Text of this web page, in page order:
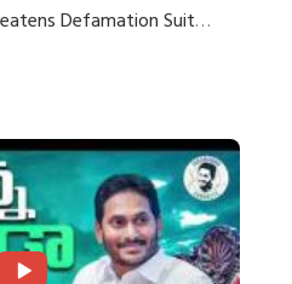
Defamation Suit